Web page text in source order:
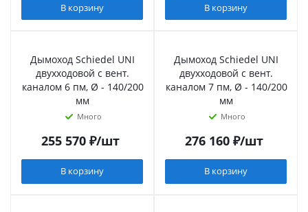
В корзину В корзину
Дымоход Schiedel UNI
двухходовой с вент.
каналом 6 пм, Ø - 140/200
мм
Много
255 570₽/шт
В корзину
Дымоход Schiedel UNI
двухходовой с вент.
каналом 7 пм, Ø - 140/200
мм
Много
276 160₽/шт
В корзину